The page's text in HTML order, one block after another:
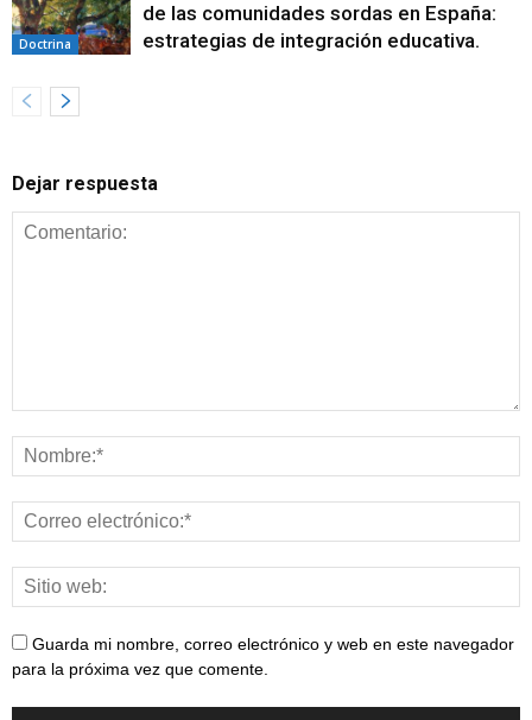
Doctrina
de las comunidades sordas en España:
estrategias de integración educativa.
Dejar respuesta
Guarda mi nombre, correo electrónico y web en este navegador
para la próxima vez que comente.